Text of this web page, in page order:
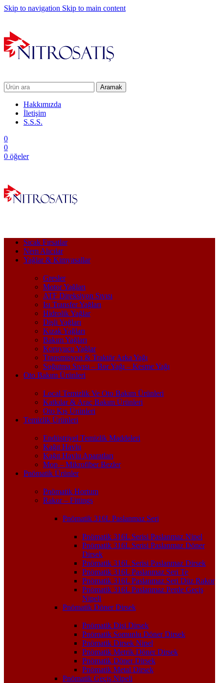
Skip to navigation Skip to main content
Aramak
Hakkımızda
İletişim
S.S.S.
0
0
0 öğeler
Sıcak Fırsatlar
Nem Alıcılar
Yağlar & Kimyasallar
Gresler
Motor Yağları
ATF Direksiyon Sıvısı
Isı Transfer Yağları
Hidrolik Yağlar
Dişli Yağları
Kızak Yağları
Bakım Yağları
Koruyucu Yağlar
Transmisyon & Traktör Arka Yağı
Soğutma Sıvısı – Bor Yağı – Kesme Yağı
Oto Bakım Ürünleri
Local Temizlik Ve Oto Bakım Ürünleri
Katkılar & Araç Bakım Ürünleri
Oto Kış Ürünleri
Temizlik Ürünleri
Endüstriyel Temizlik Maddeleri
Kağıt Havlu
Kağıt Havlu Aparatları
Mop – Mikrofiber Bezler
Pnömatik Ürünler
Pnömatik Hortum
Rakor – Fittings
Pnömatik 316L Paslanmaz Seri
Pnömatik 316L Serisi Paslanmaz Nipel
Pnömatik 316L Serisi Paslanmaz Döner
Dirsek
Pnömatik 316L Serisi Paslanmaz Dirsek
Pnömatik 316L Paslanmaz Seri Te
Pnömatik 316L Paslanmaz Seri Düz Rakor
Pnömatik 316L Paslanmaz Perde Geçiş
Nipeli
Pnömatik Döner Dirsek
Pnömatik Dişi Dirsek
Pnömatik Somunlu Döner Dirsek
Pnömatik Dirsek Nipel
Pnömatik Metrik Döner Dirsek
Pnömatik Döner Dirsek
Pnömatik Metal Dirsek
Pnömatik Geçiş Nipeli